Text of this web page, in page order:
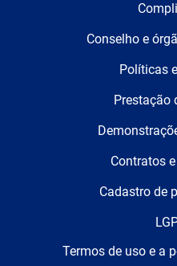
Conselho e
Políticas
Prestação
Contratos
Cadastro de
Termos de uso e a